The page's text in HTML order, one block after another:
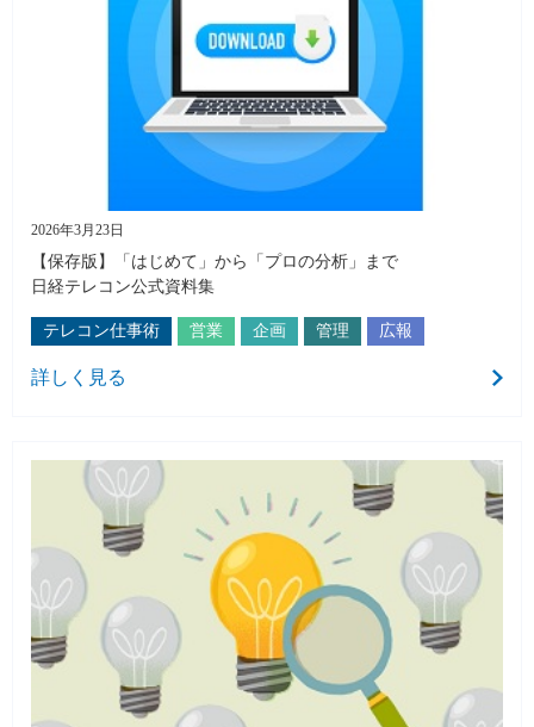
2026年3月23日
【保存版】「はじめて」から「プロの分析」まで
日経テレコン公式資料集
テレコン仕事術 営業 企画 管理 広報
詳しく見る